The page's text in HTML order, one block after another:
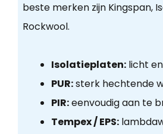
beste merken zijn Kingspan,
Rockwool.
Isolatieplaten:licht
PUR:sterk hechtende
PIR:eenvoudig aan te
Tempex / EPS: